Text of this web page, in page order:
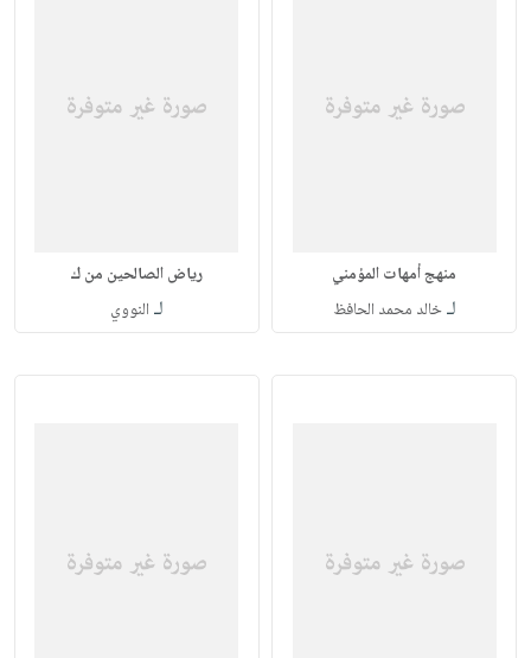
منهج أمهات المؤمني
لـخالد محمد الحافظ
رياض الصالحين من ك
لـ النووي